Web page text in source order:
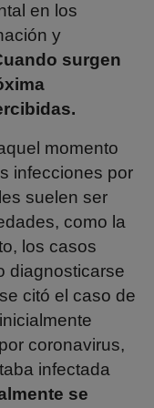
en los
y
surgen
momento
infecciones por
suelen ser
como la
los casos
diagnosticarse
citó el caso de
coronavirus,
infectada
se